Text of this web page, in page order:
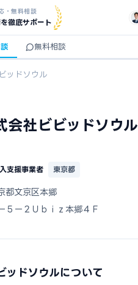
・無料相談
徹底サポート
無料相談
ッドソウル
会社ビビッドソウル
支援事業者 東京都
都文京区本郷
５ー２Ｕｂｉｚ本郷４Ｆ
ッドソウルについて